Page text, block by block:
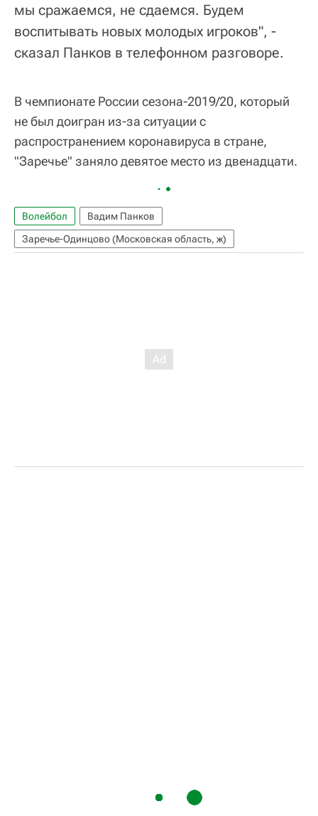
мы сражаемся, не сдаемся. Будем
воспитывать новых молодых игроков", -
сказал Панков в телефонном разговоре.
В чемпионате России сезона-2019/20, который
не был доигран из-за ситуации с
распространением коронавируса в стране,
"Заречье" заняло девятое место из двенадцати.
Волейбол
Вадим Панков
Заречье-Одинцово (Московская область, ж)